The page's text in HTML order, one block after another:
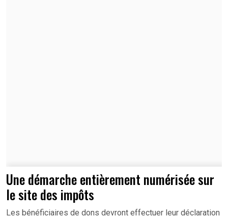
Une démarche entièrement numérisée sur
le site des impôts
Les bénéficiaires de dons devront effectuer leur déclaration